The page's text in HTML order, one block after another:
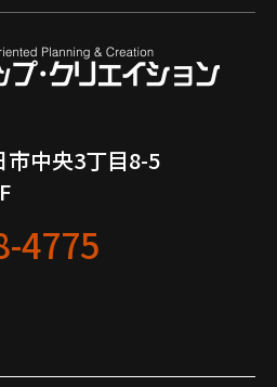
市中央3丁目8-5
4775